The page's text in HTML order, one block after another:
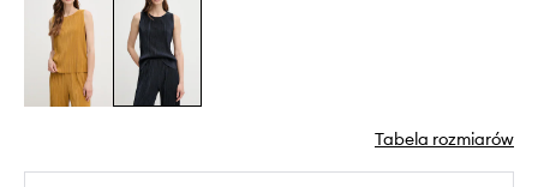
Tabela rozmiarów